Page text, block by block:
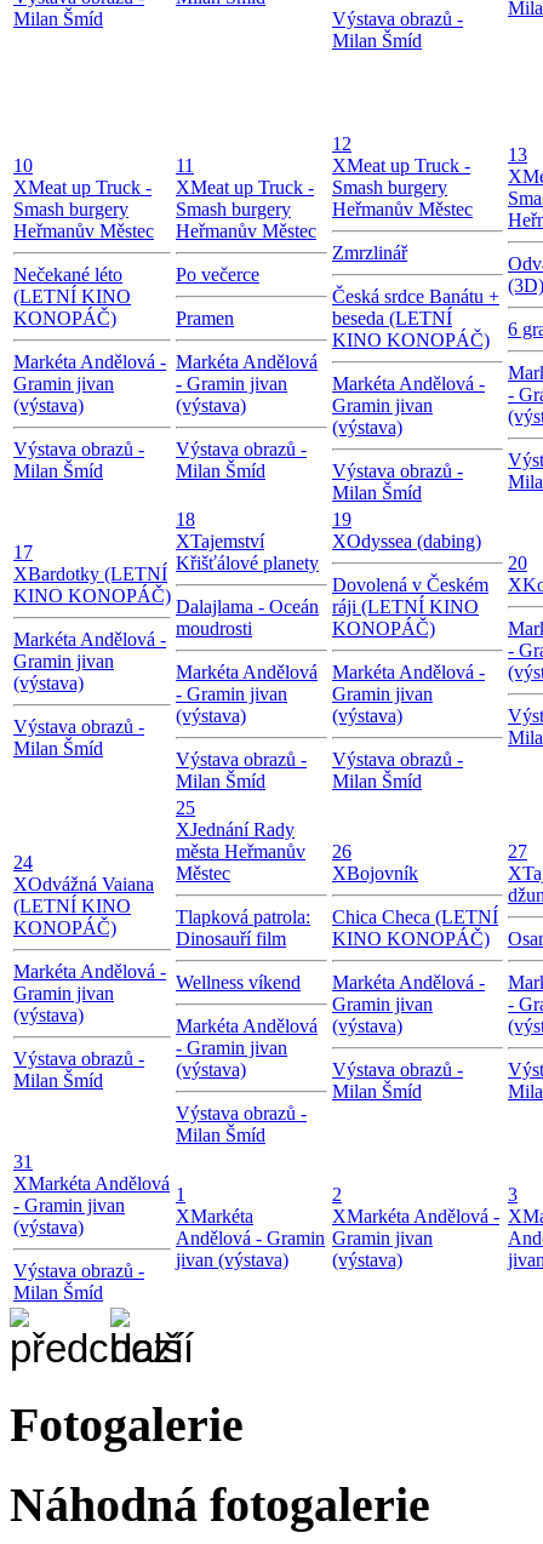
Milan Šmíd
Výstava obrazů -
Milan Šmíd
10
XMeat up Truck -
Smash burgery
Heřmanův Městec
Nečekané léto
(LETNÍ KINO
KONOPÁČ)
Markéta Andělová -
Gramin jivan
(výstava)
Výstava obrazů -
Milan Šmíd
11
XMeat up Truck -
Smash burgery
Heřmanův Městec
Po večerce
Pramen
Markéta Andělová
- Gramin jivan
(výstava)
Výstava obrazů -
Milan Šmíd
12
XMeat up Truck -
Smash burgery
Heřmanův Městec
Zmrzlinář
Česká srdce Banátu +
beseda (LETNÍ
KINO KONOPÁČ)
Markéta Andělová -
Gramin jivan
(výstava)
Výstava obrazů -
Milan Šmíd
13
X
(3D)
6
-
17
XBardotky (LETNÍ
KINO KONOPÁČ)
Markéta Andělová -
Gramin jivan
(výstava)
Výstava obrazů -
Milan Šmíd
18
XTajemství
Křišťálové planety
Dalajlama - Oceán
moudrosti
Markéta Andělová
- Gramin jivan
(výstava)
Výstava obrazů -
Milan Šmíd
19
XOdyssea (dabing)
Dovolená v Českém
ráji (LETNÍ KINO
KONOPÁČ)
Markéta Andělová -
Gramin jivan
(výstava)
Výstava obrazů -
Milan Šmíd
20
X
-
24
XOdvážná Vaiana
(LETNÍ KINO
KONOPÁČ)
Markéta Andělová -
Gramin jivan
(výstava)
Výstava obrazů -
Milan Šmíd
25
XJednání Rady
města Heřmanův
Městec
Tlapková patrola:
Dinosauří film
Wellness víkend
Markéta Andělová
- Gramin jivan
(výstava)
Výstava obrazů -
Milan Šmíd
26
XBojovník
Chica Checa (LETNÍ
KINO KONOPÁČ)
Markéta Andělová -
Gramin jivan
(výstava)
Výstava obrazů -
Milan Šmíd
27
X
-
31
XMarkéta Andělová
- Gramin jivan
(výstava)
Výstava obrazů -
Milan Šmíd
1
XMarkéta
Andělová - Gramin
jivan (výstava)
2
XMarkéta Andělová -
Gramin jivan
(výstava)
3
X
Fotogalerie
Náhodná fotogalerie